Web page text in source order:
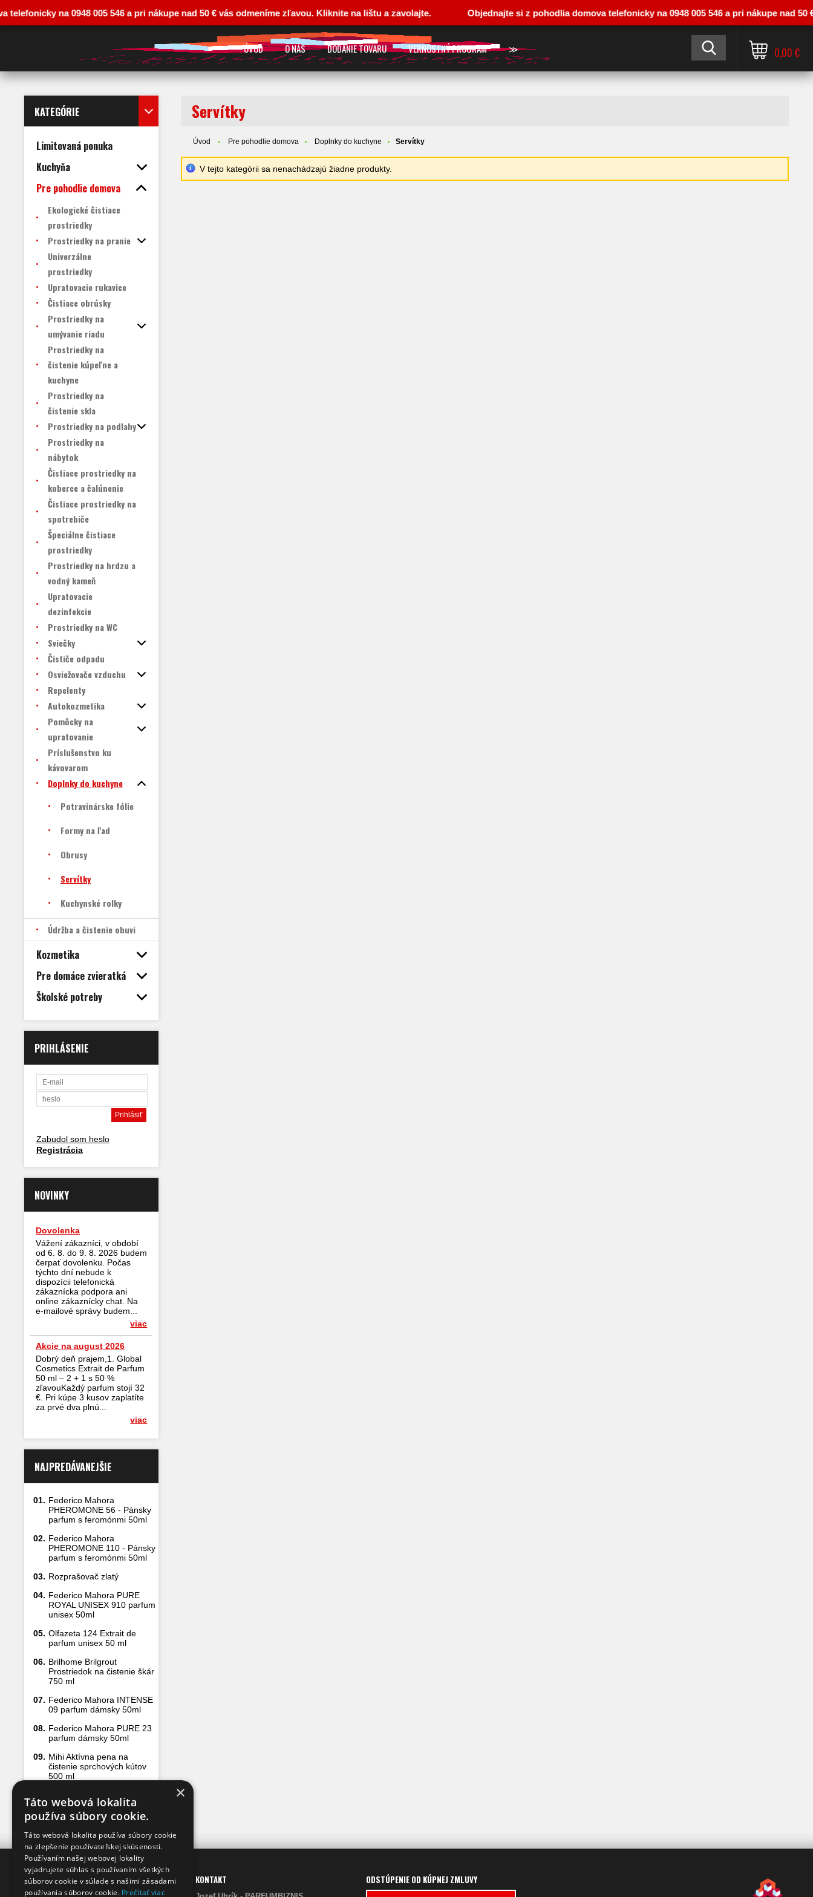
ÚVOD O NÁS DODANIE TOVARU VERNOSTNÝ PROGRAM ≫ 0,00 €
KATEGÓRIE
Limitovaná ponuka
Kuchyňa
Pre pohodlie domova
Ekologické čistiace
prostriedky
Prostriedky na pranie
Univerzálne
prostriedky
Upratovacie rukavice
Čistiace obrúsky
Prostriedky na
umývanie riadu
Prostriedky na
čistenie kúpeľne a
kuchyne
Prostriedky na
čistenie skla
Prostriedky na podlahy
Prostriedky na
nábytok
Čistiace prostriedky na
koberce a čalúnenie
Čistiace prostriedky na
spotrebiče
Špeciálne čistiace
prostriedky
Prostriedky na hrdzu a
vodný kameň
Upratovacie
dezinfekcie
Prostriedky na WC
Sviečky
Čističe odpadu
Osviežovače vzduchu
Repelenty
Autokozmetika
Pomôcky na
upratovanie
Príslušenstvo ku
kávovarom
Doplnky do kuchyne
Potravinárske fólie
Formy na ľad
Obrusy
Servítky
Kuchynské rolky
Údržba a čistenie obuvi
Kozmetika
Pre domáce zvieratká
Školské potreby
PRIHLÁSENIE
Zabudol som heslo
Registrácia
NOVINKY
Dovolenka
Vážení zákazníci, v období
od 6. 8. do 9. 8. 2026 budem
čerpať dovolenku. Počas
týchto dní nebude k
dispozícii telefonická
zákaznícka podpora ani
online zákaznícky chat. Na
e-mailové správy budem...
viac
Akcie na august 2026
Dobrý deň prajem,1. Global
Cosmetics Extrait de Parfum
50 ml – 2 + 1 s 50 %
zľavouKaždý parfum stojí 32
€. Pri kúpe 3 kusov zaplatíte
za prvé dva plnú...
viac
NAJPREDÁVANEJŠIE
01. Federico Mahora
PHEROMONE 56 - Pánsky
parfum s feromónmi 50ml
02. Federico Mahora
PHEROMONE 110 - Pánsky
parfum s feromónmi 50ml
03. Rozprašovač zlatý
04. Federico Mahora PURE
ROYAL UNISEX 910 parfum
unisex 50ml
05. Olfazeta 124 Extrait de
parfum unisex 50 ml
06. Brilhome Brilgrout
Prostriedok na čistenie škár
750 ml
07. Federico Mahora INTENSE
09 parfum dámsky 50ml
08. Federico Mahora PURE 23
parfum dámsky 50ml
09. Mihi Aktívna pena na
čistenie sprchových kútov
500 ml
Servítky
Úvod Pre pohodlie domova Doplnky do kuchyne Servítky
V tejto kategórii sa nenachádzajú žiadne produkty.
INFO KONTAKT ODSTÚPENIE OD KÚPNEJ ZMLUVY
na 0948 005 546 a pri nákupe nad 50 € vás odmeníme zľavou. Kliknite na lištu a zavolajte. Objednajte si z pohodlia domova telefonicky na 0948 005 546 a pri nákupe nad 50 €
×
Táto webová lokalita
používa súbory cookie.
Táto webová lokalita používa súbory cookie
na zlepšenie používateľskej skúsenosti.
Používaním našej webovej lokality
vyjadrujete súhlas s používaním všetkých
súborov cookie v súlade s našimi zásadami
používania súborov cookie. Prečítať viac